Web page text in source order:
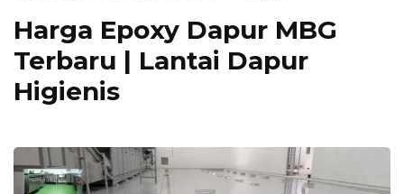
Harga Epoxy Dapur MBG
Terbaru | Lantai Dapur
Higienis